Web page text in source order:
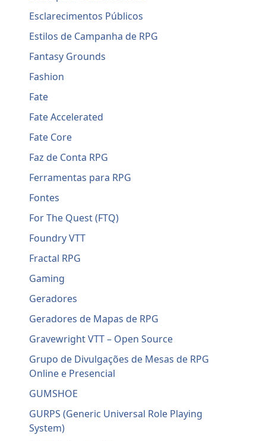
Esclarecimentos Públicos
Estilos de Campanha de RPG
Fantasy Grounds
Fashion
Fate
Fate Accelerated
Fate Core
Faz de Conta RPG
Ferramentas para RPG
Fontes
For The Quest (FTQ)
Foundry VTT
Fractal RPG
Gaming
Geradores
Geradores de Mapas de RPG
Gravewright VTT – Open Source
Grupo de Divulgações de Mesas de RPG
Online e Presencial
GUMSHOE
GURPS (Generic Universal Role Playing
System)